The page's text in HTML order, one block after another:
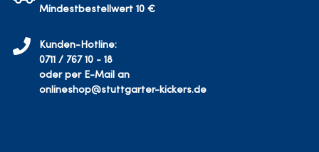
Mindestbestellwert 10 €
Kunden-Hotline:
0711 / 767 10 - 18
oder per E-Mail an
onlineshop@stuttgarter-kickers.de